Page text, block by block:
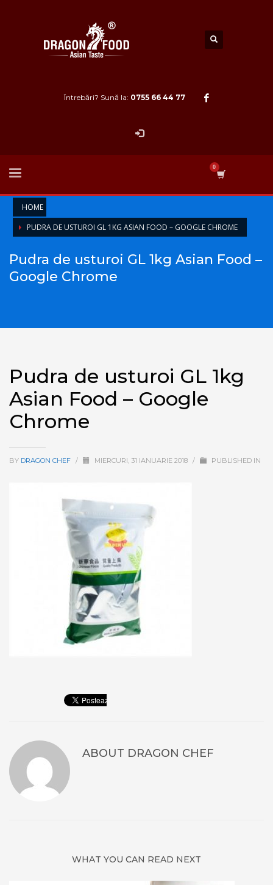
Întrebări? Sună la: 0755 66 44 77
HOME
PUDRA DE USTUROI GL 1KG ASIAN FOOD – GOOGLE CHROME
Pudra de usturoi GL 1kg Asian Food –
Google Chrome
Pudra de usturoi GL 1kg
Asian Food – Google
Chrome
BY DRAGON CHEF / MIERCURI, 31 IANUARIE 2018 / PUBLISHED IN
ABOUT DRAGON CHEF
WHAT YOU CAN READ NEXT